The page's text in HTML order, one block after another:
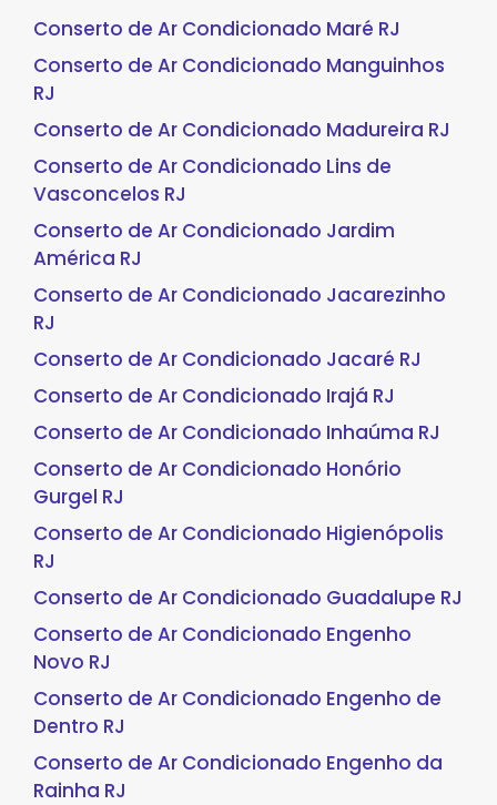
Conserto de Ar Condicionado Maré RJ
Conserto de Ar Condicionado Manguinhos
RJ
Conserto de Ar Condicionado Madureira RJ
Conserto de Ar Condicionado Lins de
Vasconcelos RJ
Conserto de Ar Condicionado Jardim
América RJ
Conserto de Ar Condicionado Jacarezinho
RJ
Conserto de Ar Condicionado Jacaré RJ
Conserto de Ar Condicionado Irajá RJ
Conserto de Ar Condicionado Inhaúma RJ
Conserto de Ar Condicionado Honório
Gurgel RJ
Conserto de Ar Condicionado Higienópolis
RJ
Conserto de Ar Condicionado Guadalupe RJ
Conserto de Ar Condicionado Engenho
Novo RJ
Conserto de Ar Condicionado Engenho de
Dentro RJ
Conserto de Ar Condicionado Engenho da
Rainha RJ